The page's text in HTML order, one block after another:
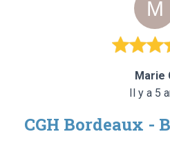
Marie
Il y a 5
CGH Bordeaux -